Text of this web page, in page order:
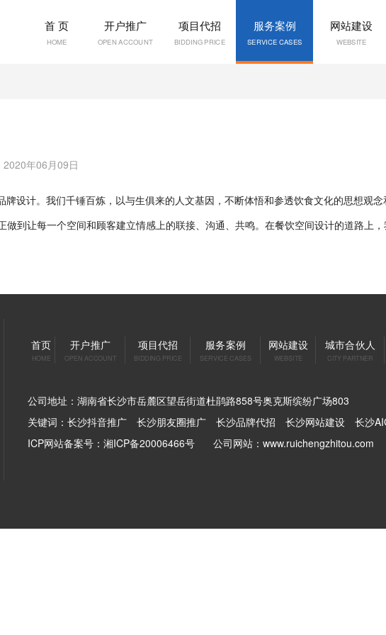
首 页
HOME
开户推广
OPEN ACCOUNT
项目代招
BIDDING PRICE
服务案例
SERVICE CASES
网站建设
WEBSITE
2020年06月09日
设计。我们千锤百炼，以与生俱来的人文基因，不断体悟和参透饮食文化的思想观
做到让每一个空间和顾客建立情感上的联接、沟通、共鸣。在餐饮空间设计的道路
首页
HOME
开户推广
OPEN ACCOUNT
项目代招
BIDDING PRICE
服务案例
SERVICE CASES
网站建设
WEBSITE
城市合伙人
CITY PARTNER
公司地址：湖南省长沙市岳麓区望岳街道杜鹃路858号奥克斯缤纷广场803
关键词： 长沙抖音推广 长沙朋友圈推广 长沙品牌代招 长沙网站建设 长沙
ICP网站备案号：湘ICP备20006466号
公司网站：www.ruichengzhitou.com